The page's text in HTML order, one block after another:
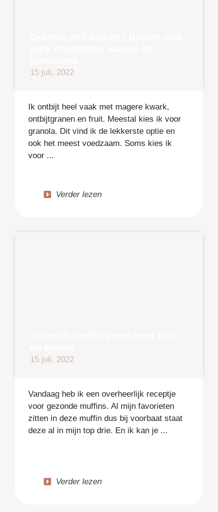
15 juli, 2022
Ik ontbijt heel vaak met magere kwark,
ontbijtgranen en fruit. Meestal kies ik voor
granola. Dit vind ik de lekkerste optie en
ook het meest voedzaam. Soms kies ik
voor ...
Verder lezen
15 juli, 2022
Vandaag heb ik een overheerlijk receptje
voor gezonde muffins. Al mijn favorieten
zitten in deze muffin dus bij voorbaat staat
deze al in mijn top drie. En ik kan je ...
Verder lezen